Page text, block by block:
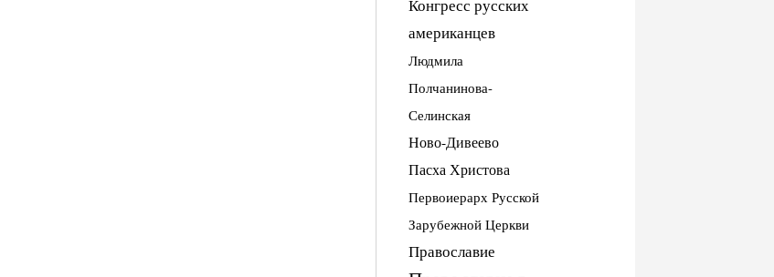
Конгресс русских
американцев
Людмила
Полчанинова-
Селинская
Ново-Дивеево
Пасха Христова
Первоиерарх Русской
Зарубежной Церкви
Православие